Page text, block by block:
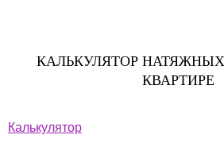
КАЛЬКУЛЯТОР
КВАРТИРЕ
Калькулятор